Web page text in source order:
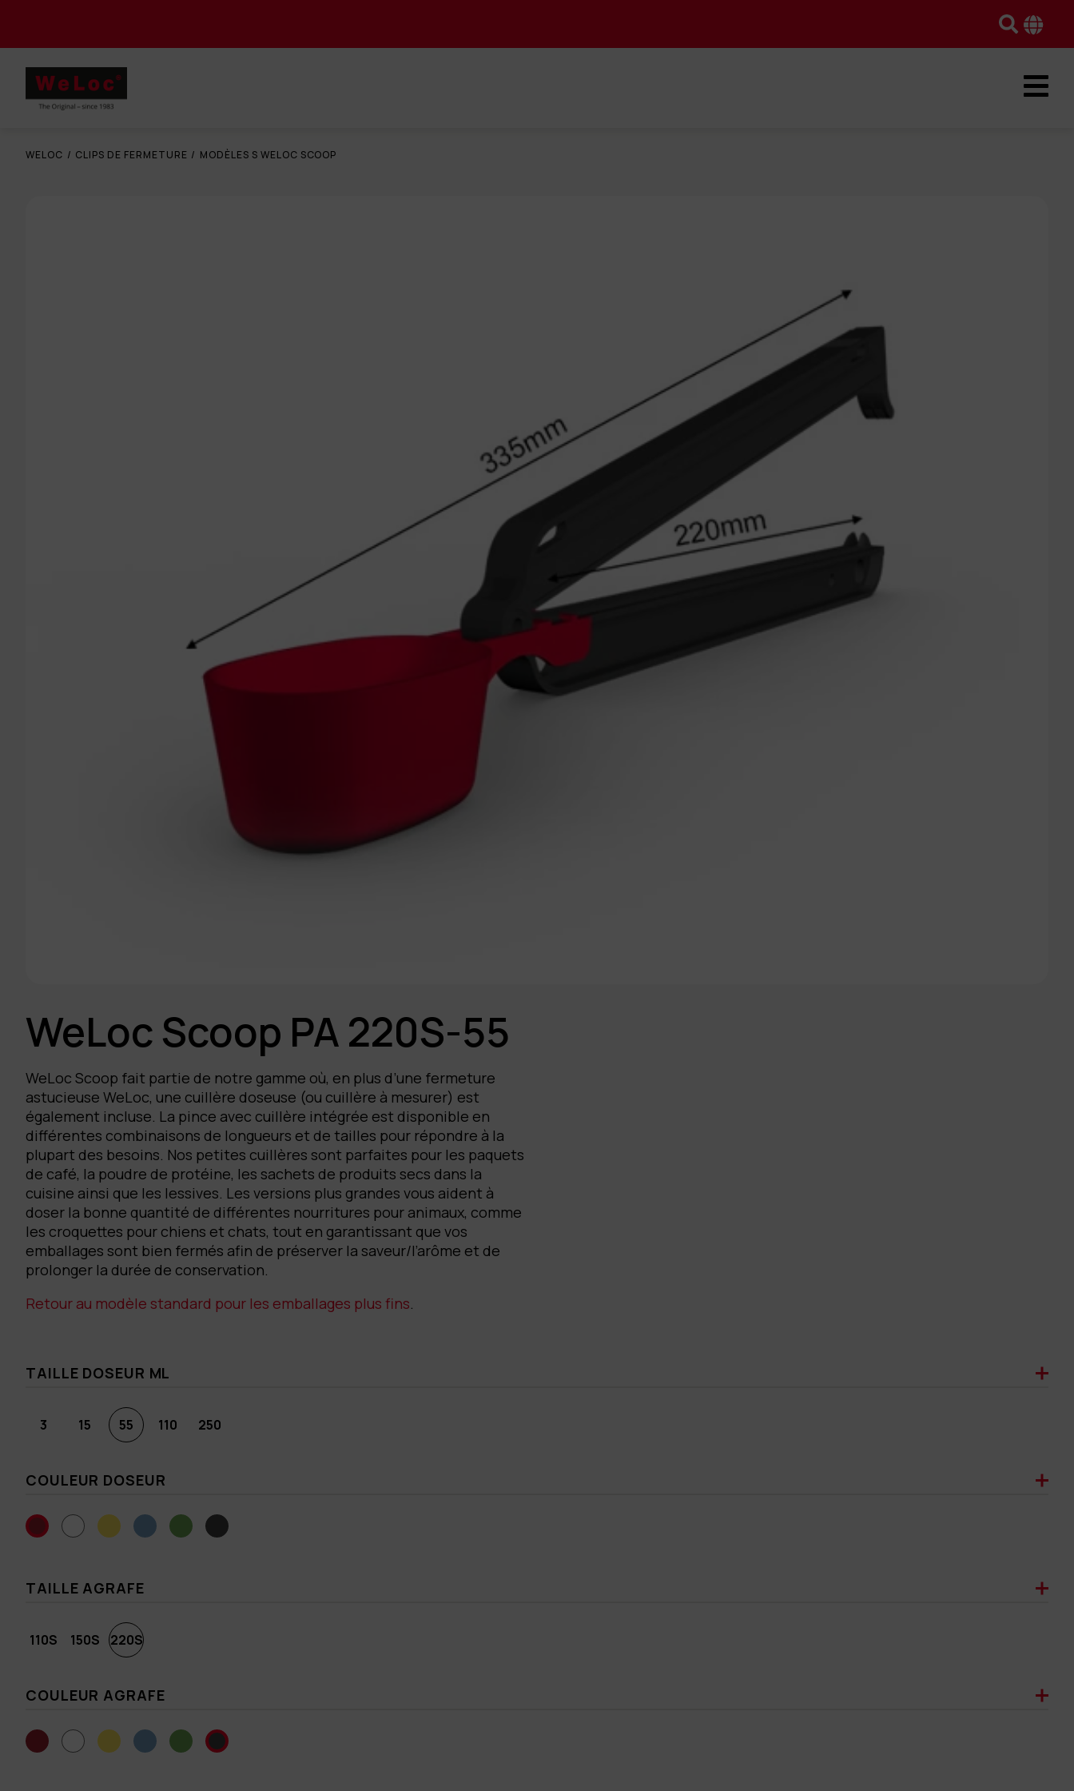
WELOC / CLIPS DE FERMETURE / MODÈLES S WELOC SCOOP
WeLoc Scoop PA 220S-55
WeLoc Scoop fait partie de notre gamme où, en plus d’une fermeture
astucieuse WeLoc, une cuillère doseuse (ou cuillère à mesurer) est
également incluse. La pince avec cuillère intégrée est disponible en
différentes combinaisons de longueurs et de tailles pour répondre à la
plupart des besoins. Nos petites cuillères sont parfaites pour les paquets
de café, la poudre de protéine, les sachets de produits secs dans la
cuisine ainsi que les lessives. Les versions plus grandes vous aident à
doser la bonne quantité de différentes nourritures pour animaux, comme
les croquettes pour chiens et chats, tout en garantissant que vos
emballages sont bien fermés afin de préserver la saveur/l’arôme et de
prolonger la durée de conservation.
Retour au modèle standard pour les emballages plus fins.
TAILLE DOSEUR ML
3 15 55 110 250
COULEUR DOSEUR
TAILLE AGRAFE
110S 150S 220S
COULEUR AGRAFE